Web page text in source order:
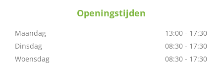
Openingstijden
Maandag
13:00 - 17:30
Dinsdag
08:30 - 17:30
Woensdag
08:30 - 17:30